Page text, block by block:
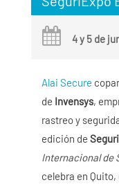
4 y 5 de
Alai Secure
de Invensys,
rastreo y
edición de
Internacional de
celebra en